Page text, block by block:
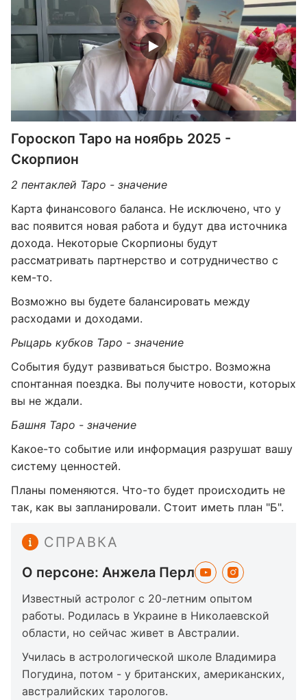
Гороскоп Таро на ноябрь 2025 -
Скорпион
2 пентаклей Таро - значение
Карта финансового баланса. Не исключено, что у
вас появится новая работа и будут два источника
дохода. Некоторые Скорпионы будут
рассматривать партнерство и сотрудничество с
кем-то.
Возможно вы будете балансировать между
расходами и доходами.
Рыцарь кубков Таро - значение
События будут развиваться быстро. Возможна
спонтанная поездка. Вы получите новости, которых
вы не ждали.
Башня Таро - значение
Какое-то событие или информация разрушат вашу
систему ценностей.
Планы поменяются. Что-то будет происходить не
так, как вы запланировали. Стоит иметь план "Б".
СПРАВКА
О персоне: Анжела Перл
Известный астролог с 20-летним опытом
работы. Родилась в Украине в Николаевской
области, но сейчас живет в Австралии.
Училась в астрологической школе Владимира
Погудина, потом - у британских, американских,
австралийских тарологов.